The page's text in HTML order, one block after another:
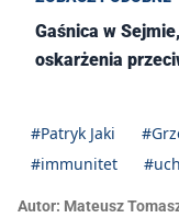
Gaśnica w
oskarżenia
#Patryk Jaki
#immunitet
Autor: Mateusz